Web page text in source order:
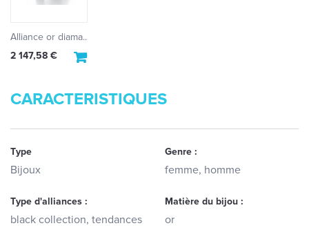
Alliance or diama...
2 147,58 €
CARACTERISTIQUES
Type
Bijoux
Genre :
femme, homme
Type d'alliances :
black collection, tendances
Matière du bijou :
or